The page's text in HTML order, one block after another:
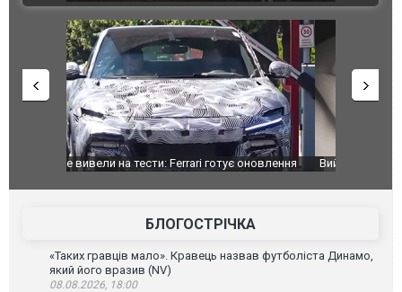
Вийшов трейлер нової екранізації легендарного
БЛОГОСТРІЧКА
«Таких гравців мало». Кравець назвав футболіста Динамо,
який його вразив (NV)
08.08.2026, 18:00